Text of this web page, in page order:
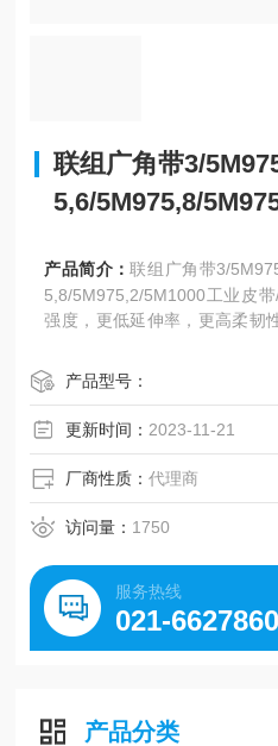
联组广角带3/
5,6/5M975,8/
产品简介：联组广角带3/
5,8/5M975,2/5M1000工业皮
强度，更低延伸率，更高柔韧
产品型号：
更新时间： 2023-11-21
厂商性质：代理商
访问量： 1750
服务热线
021-
产品分类